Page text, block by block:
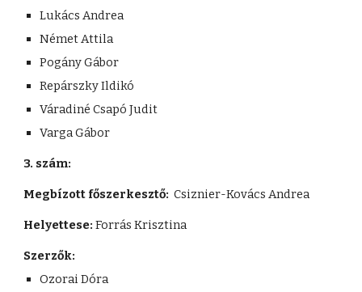
Lukács Andrea
Német Attila
Pogány Gábor
Repárszky Ildikó
Váradiné Csapó Judit
Varga Gábor
3. szám:
Megbízott főszerkesztő: Csiznier-Kovács Andrea
Helyettese: Forrás Krisztina
Szerzők:
Ozorai Dóra